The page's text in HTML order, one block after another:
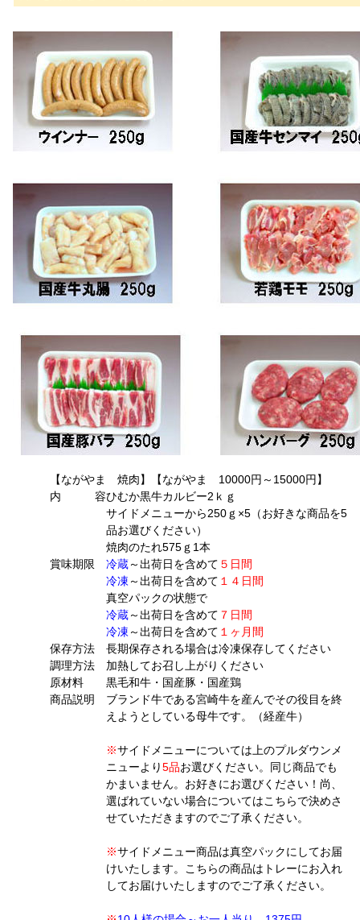
【ながやま 焼肉】【ながやま 10000円～15000円】
内 容ひむか黒牛カルビー2ｋｇ
サイドメニューから250ｇ×5（お好きな商品を5
品お選びください）
焼肉のたれ575ｇ1本
賞味期限
冷蔵～出荷日を含めて ５日間
冷凍 ～出荷日を含めて １４日間
真空パックの状態で
冷蔵～出荷日を含めて ７日間
冷凍 ～出荷日を含めて １ヶ月間
保存方法
長期保存される場合は冷凍保存してください
調理方法
加熱してお召し上がりください
原材料
黒毛和牛・国産豚・国産鶏
商品説明
ブランド牛である宮崎牛を産んでその役目を終
えようとしている母牛です。（経産牛）
※サイドメニューについては上のプルダウンメ
ニューより5品お選びください。同じ商品でも
かまいません。お好きにお選びください！尚、
選ばれていない場合についてはこちらで決めさ
せていただきますのでご了承ください。
※サイドメニュー商品は真空パックにしてお届
けいたします。こちらの商品はトレーにお入れ
してお届けいたしますのでご了承ください。